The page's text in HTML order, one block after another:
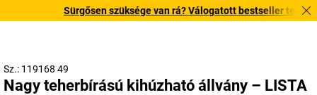
Sürgősen szüksége van rá? Válogatott bestseller
Sz.: 119168 49
Nagy teherbírású kihúzható állvány – LISTA